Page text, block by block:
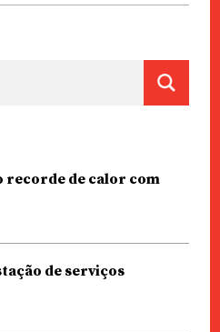
recorde de calor com
de serviços